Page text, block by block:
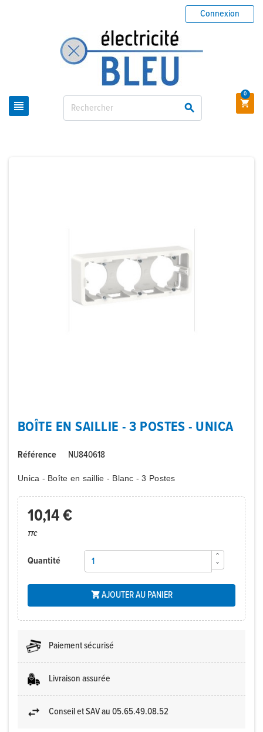
 
Connexion

0
BOÎTE EN SAILLIE - 3 POSTES - UNICA
Référence NU840618
Unica - Boîte en saillie - Blanc - 3 Postes
10,14 €
TTC
Quantité
AJOUTER AU PANIER
Paiement sécurisé
Livraison assurée
Conseil et SAV au 05.65.49.08.52